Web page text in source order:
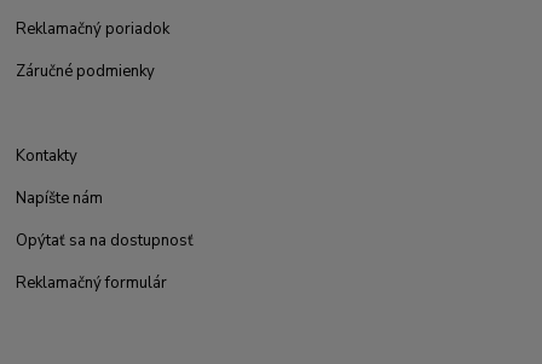
Reklamačný poriadok
Záručné podmienky
Kontakty
Napíšte nám
Opýtať sa na dostupnosť
Reklamačný formulár